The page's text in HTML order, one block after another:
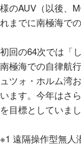
様のAUV（以後、
れまでに南極海で
初回の64次では「
南極海での自律航
ュツォ・ホルム湾
います。今年はさ
を目標としていまし
※1 遠隔操作型無人